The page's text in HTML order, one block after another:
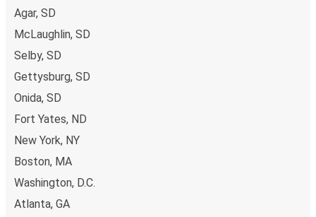
Agar, SD
McLaughlin, SD
Selby, SD
Gettysburg, SD
Onida, SD
Fort Yates, ND
New York, NY
Boston, MA
Washington, D.C.
Atlanta, GA